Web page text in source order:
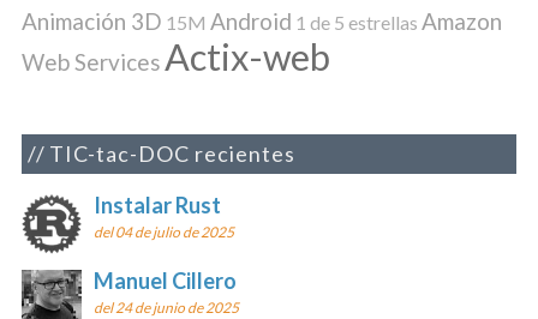
Animación 3D 15M Android 1 de 5 estrellas Amazon
Web ServicesActix-web
TIC-tac-DOC recientes
Instalar Rust
del 04 de julio de 2025
Manuel Cillero
del 24 de junio de 2025